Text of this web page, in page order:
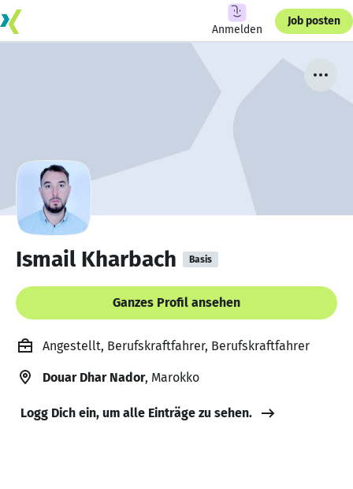
Anmelden
Job posten
Ismail Kharbach Basis
Ganzes Profil ansehen
Angestellt, Berufskraftfahrer, Berufskraftfahrer
Douar Dhar Nador, Marokko
Logg Dich ein, um alle Einträge zu sehen.